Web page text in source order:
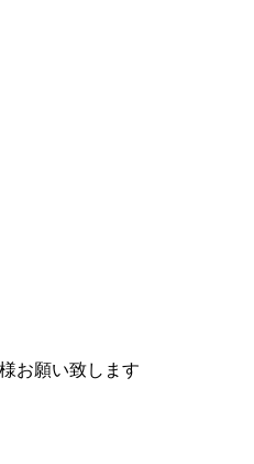
お願い致します